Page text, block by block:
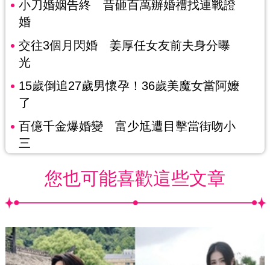
小刀婚姻告終 昔砸百萬辦婚禮找連戰證
婚
交往3個月閃婚 姜厚任女友前夫身分曝
光
15歲倒追27歲男懷孕！36歲美魔女當阿嬤
了
百億千金爆婚變 富少尪遭目擊當街吻小
三
您也可能喜歡這些文章